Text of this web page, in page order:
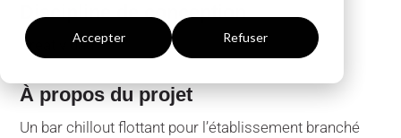
Accepter Refuser
Discipline de conception
Creatividad
À propos du projet
Un bar chillout flottant pour l’établissement branché